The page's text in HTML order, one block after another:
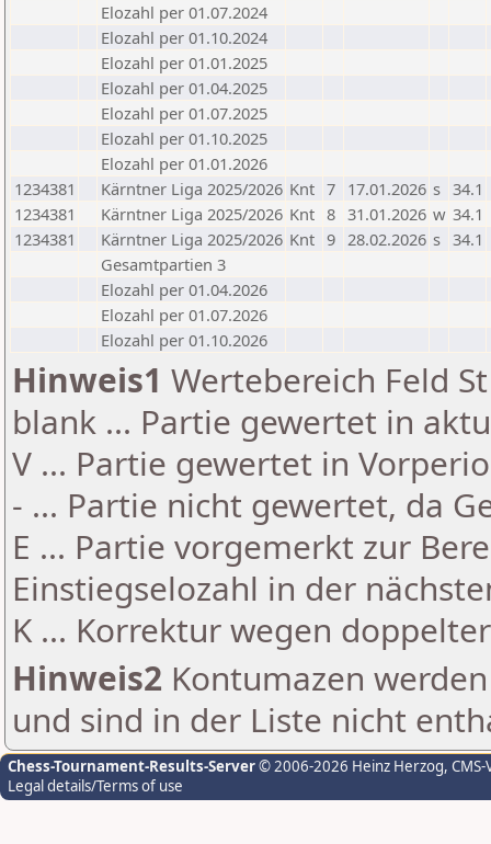
Elozahl per 01.07.2024
Elozahl per 01.10.2024
Elozahl per 01.01.2025
Elozahl per 01.04.2025
Elozahl per 01.07.2025
Elozahl per 01.10.2025
Elozahl per 01.01.2026
1234381
Kärntner Liga 2025/2026 Knt 7 17.01.2026 s 34.1
1234381
Kärntner Liga 2025/2026 Knt 8 31.01.2026 w 34.1
1234381
Kärntner Liga 2025/2026 Knt 9 28.02.2026 s 34.1
Gesamtpartien 3
Elozahl per 01.04.2026
Elozahl per 01.07.2026
Elozahl per 01.10.2026
Hinweis1 Wertebereich Feld
blank ... Partie gewertet in
V ... Partie gewertet in
- ... Partie nicht gewertet, da
E ... Partie vorgemerkt zur
Einstiegselozahl in der
K ... Korrektur wegen
Hinweis2 Kontumazen
und sind in der Liste nicht
Chess-Tournament-Results-Server© 2006-2026 Heinz Herzog,
Legal details/Terms of use